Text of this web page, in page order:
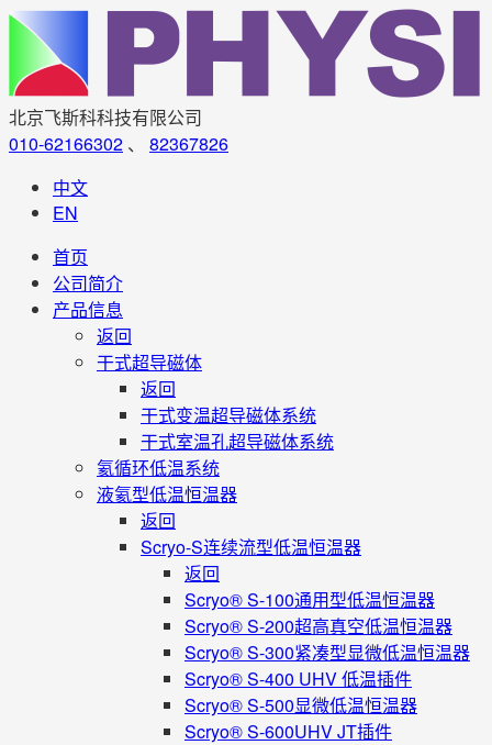
北京飞斯科科技有限公司
010-62166302 、 82367826
中文
EN
首页
公司简介
产品信息
返回
干式超导磁体
返回
干式变温超导磁体系统
干式室温孔超导磁体系统
氦循环低温系统
液氦型低温恒温器
返回
Scryo-S连续流型低温恒温器
返回
Scryo® S-100通用型低温恒温器
Scryo® S-200超高真空低温恒温器
Scryo® S-300紧凑型显微低温恒温器
Scryo® S-400 UHV 低温插件
Scryo® S-500显微低温恒温器
Scryo® S-600UHV JT插件